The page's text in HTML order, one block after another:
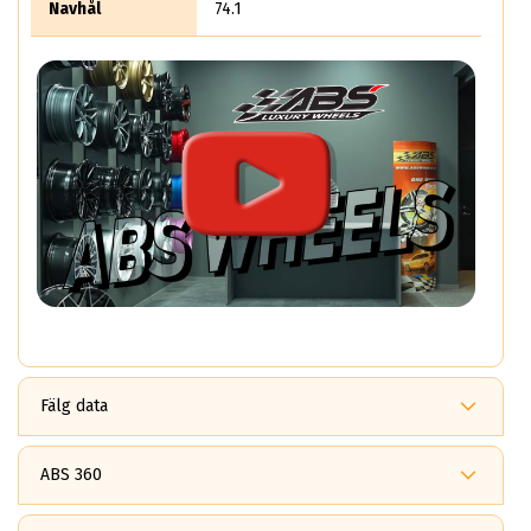
Navhål 74.1
Fälg data
10.5x20
JAPAN RACING JR34 Black
ET: 35
ABS 360
Fördelar med ABS360?